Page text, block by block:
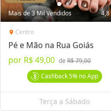
Mais de 3 Mil Vendidos 4,8
location_on Centro
Pé e Mão na Rua Goiás
por R$ 49,00 deR$ 79,00
Cashback5%no App
Terça a Sábado